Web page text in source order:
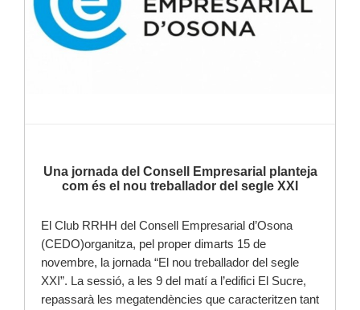
Una jornada del Consell Empresarial planteja
com és el nou treballador del segle XXI
El Club RRHH del Consell Empresarial d’Osona
(CEDO)organitza, pel proper dimarts 15 de
novembre, la jornada “El nou treballador del segle
XXI”. La sessió, a les 9 del matí a l’edifici El Sucre,
repassarà les megatendències que caracteritzen tant